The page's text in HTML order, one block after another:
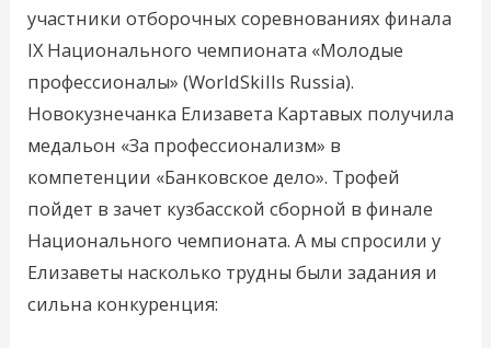
участники отборочных соревнованиях финала
IX Национального чемпионата «Молодые
профессионалы» (WorldSkills Russia).
Новокузнечанка Елизавета Картавых получила
медальон «За профессионализм» в
компетенции «Банковское дело». Трофей
пойдет в зачет кузбасской сборной в финале
Национального чемпионата. А мы спросили у
Елизаветы насколько трудны были задания и
сильна конкуренция: